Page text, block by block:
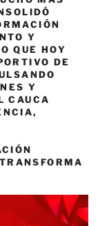
Y
QUE HOY
DE
Y
CAUCA